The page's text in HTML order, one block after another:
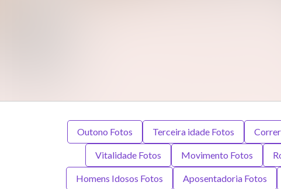
Outono Fotos Terceira idade Fotos
Vitalidade Fotos Movimento Fotos
Homens Idosos Fotos Aposentadoria Fotos